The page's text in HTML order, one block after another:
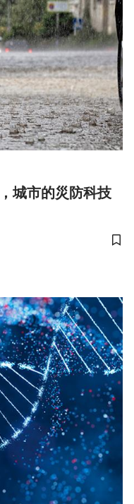
城市的災防科技
儲